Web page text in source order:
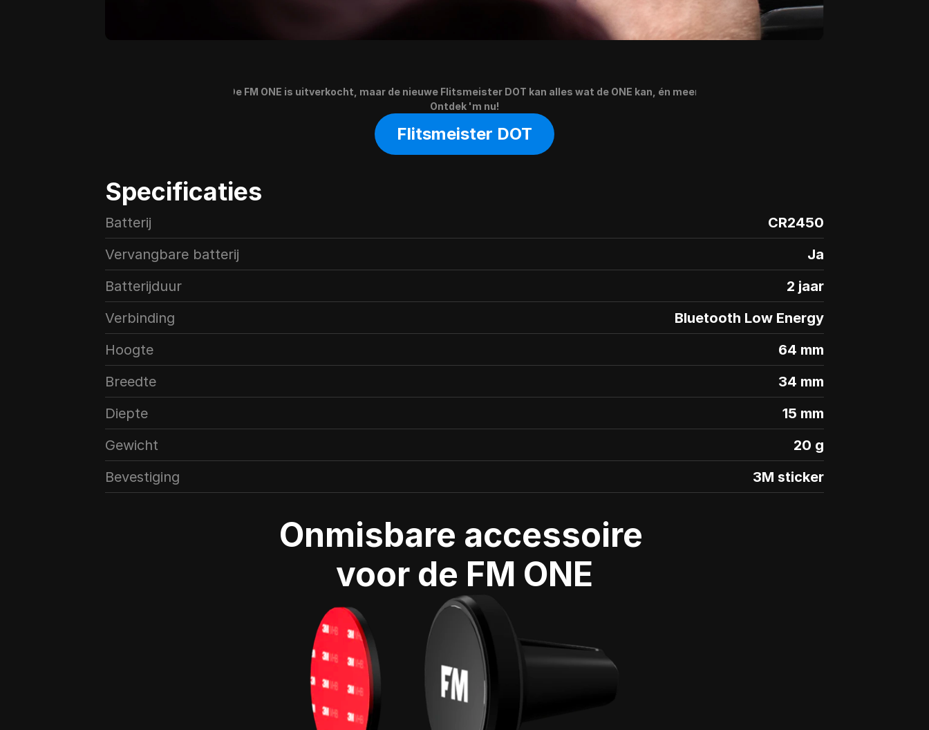
De FM ONE is uitverkocht, maar de nieuwe Flitsmeister DOT kan alles wat de ONE kan, én meer.
Ontdek 'm nu!
Flitsmeister DOT
Specificaties
Batterij
CR2450
Vervangbare batterij
Ja
Batterijduur
2 jaar
Verbinding
Bluetooth Low Energy
Hoogte
64 mm
Breedte
34 mm
Diepte
15 mm
Gewicht
20 g
Bevestiging
3M sticker
Onmisbare accessoire
voor de FM ONE